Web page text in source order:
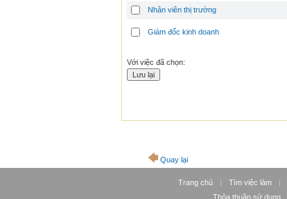
Nhân viên thị trường
Giám đốc kinh doanh
Với việc đã chọn:
Quay lại
Trang chủ | Tìm việc làm |
Thỏa thuận sử dụng